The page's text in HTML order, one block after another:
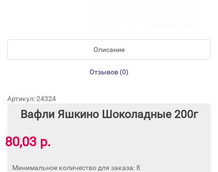
Описание
Отзывов (0)
Артикул: 24324
Вафли Яшкино Шоколадные 200г
80,03 р.
Минимальное количество для заказа: 8